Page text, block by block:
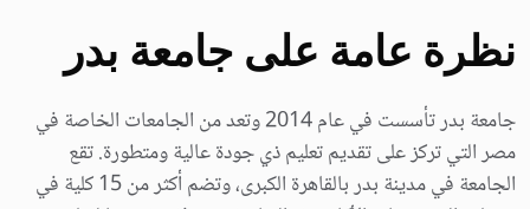
نظرة عامة على جامعة بدر
جامعة بدر تأسست في عام 2014 وتعد من الجامعات الخاصة في
مصر التي تركز على تقديم تعليم ذي جودة عالية ومتطورة. تقع
الجامعة في مدينة بدر بالقاهرة الكبرى، وتضم أكثر من 15 كلية في